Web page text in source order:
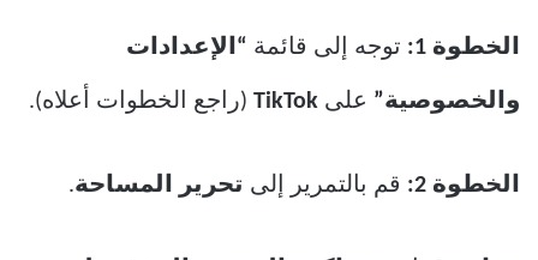
الخطوة 1: توجه إلى قائمة “الإعدادات
والخصوصية” على TikTok (راجع الخطوات أعلاه).
الخطوة 2: قم بالتمرير إلى تحرير المساحة.